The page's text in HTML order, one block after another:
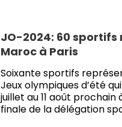
JO-2024: 60
Maroc à Paris
Soixante sportifs
Jeux olympiques d’été
juillet au 11 août prochain
finale de la délégation